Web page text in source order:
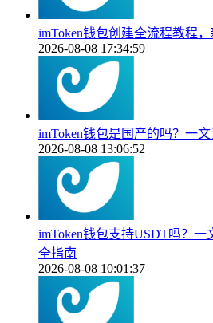
imToken钱包创建全流程教程
2026-08-08 17:34:59
imToken钱包是国产的吗？一
2026-08-08 13:06:52
imToken钱包支持USDT吗？一
全指南
2026-08-08 10:01:37